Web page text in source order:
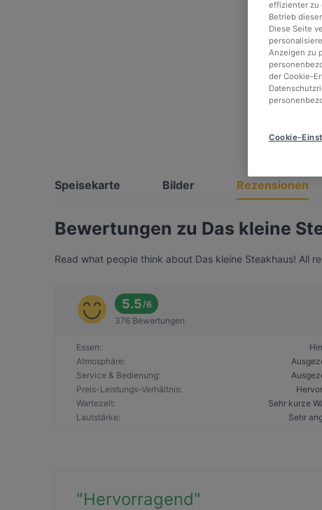
Speisekarte Bilder Rezensionen
Bewertungen zu Das kleine
Read what people think about Das kleine Steakhaus! All
5.5/6
376 Bewertungen
Essen:
Atmosphäre:
Service & Bedienung:
Preis-Leistungs-Verhältnis:
Wartezeit:
Sehr kurze
Lautstärke: Sehr
"Hervorragend"
effizienter zu
Betrieb
Diese Seite
Anzeigen zu
der Cookie-
Cookie-